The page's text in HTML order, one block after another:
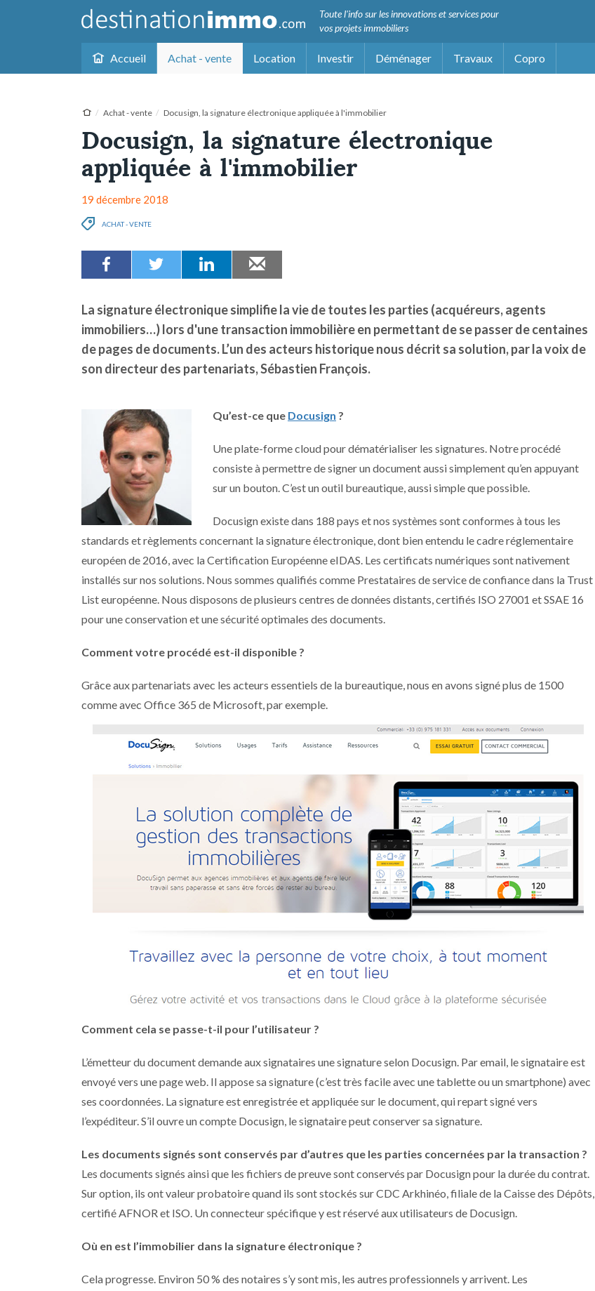
Toute l'info sur les innovations et services pour
vos projets immobiliers
Accueil Achat - vente Location Investir Déménager Travaux Copro
Achat - vente Docusign, la signature électronique appliquée à l'immobilier
Docusign, la signature électronique
appliquée à l'immobilier
19 décembre 2018
ACHAT - VENTE
La signature électronique simplifie la vie de toutes les parties (acquéreurs, agents
immobiliers…) lors d'une transaction immobilière en permettant de se passer de centaines
de pages de documents. L’un des acteurs historique nous décrit sa solution, par la voix de
son directeur des partenariats, Sébastien François.
Qu’est-ce que Docusign ?
Une plate-forme cloud pour dématérialiser les signatures. Notre procédé
consiste à permettre de signer un document aussi simplement qu’en appuyant
sur un bouton. C’est un outil bureautique, aussi simple que possible.
Docusign existe dans 188 pays et nos systèmes sont conformes à tous les
standards et règlements concernant la signature électronique, dont bien entendu le cadre réglementaire
européen de 2016, avec la Certification Européenne eIDAS. Les certificats numériques sont nativement
installés sur nos solutions. Nous sommes qualifiés comme Prestataires de service de confiance dans la Trust
List européenne. Nous disposons de plusieurs centres de données distants, certifiés ISO 27001 et SSAE 16
pour une conservation et une sécurité optimales des documents.
Comment votre procédé est-il disponible ?
Grâce aux partenariats avec les acteurs essentiels de la bureautique, nous en avons signé plus de 1500
comme avec Office 365 de Microsoft, par exemple.
Comment cela se passe-t-il pour l’utilisateur ?
L’émetteur du document demande aux signataires une signature selon Docusign. Par email, le signataire est
envoyé vers une page web. Il appose sa signature (c’est très facile avec une tablette ou un smartphone) avec
ses coordonnées. La signature est enregistrée et appliquée sur le document, qui repart signé vers
l’expéditeur. S’il ouvre un compte Docusign, le signataire peut conserver sa signature.
Les documents signés sont conservés par d’autres que les parties concernées par la transaction ?
Les documents signés ainsi que les fichiers de preuve sont conservés par Docusign pour la durée du contrat.
Sur option, ils ont valeur probatoire quand ils sont stockés sur CDC Arkhinéo, filiale de la Caisse des Dépôts,
certifié AFNOR et ISO. Un connecteur spécifique y est réservé aux utilisateurs de Docusign.
Où en est l’immobilier dans la signature électronique ?
Cela progresse. Environ 50 % des notaires s’y sont mis, les autres professionnels y arrivent. Les